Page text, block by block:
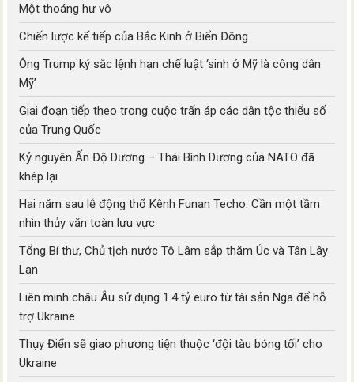
Một thoáng hư vô
Chiến lược kế tiếp của Bắc Kinh ở Biển Đông
Ông Trump ký sắc lệnh hạn chế luật ‘sinh ở Mỹ là công dân
Mỹ’
Giai đoạn tiếp theo trong cuộc trấn áp các dân tộc thiểu số
của Trung Quốc
Kỷ nguyên Ấn Độ Dương – Thái Bình Dương của NATO đã
khép lại
Hai năm sau lễ động thổ Kênh Funan Techo: Cần một tầm
nhìn thủy văn toàn lưu vực
Tổng Bí thư, Chủ tịch nước Tô Lâm sắp thăm Úc và Tân Lây
Lan
Liên minh châu Âu sử dụng 1.4 tỷ euro từ tài sản Nga để hỗ
trợ Ukraine
Thụy Điển sẽ giao phương tiện thuộc ‘đội tàu bóng tối’ cho
Ukraine